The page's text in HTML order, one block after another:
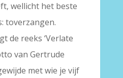
wellicht het beste
toverzangen.
de reeks ‘Verlate
van Gertrude
met wie je vijf